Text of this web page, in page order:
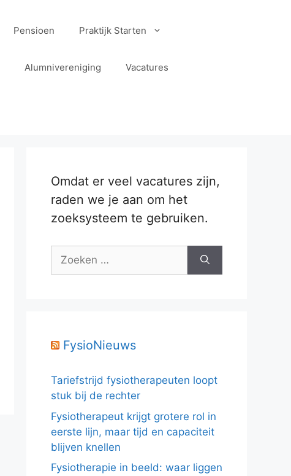
Pensioen Praktijk Starten
Alumnivereniging Vacatures
Omdat er veel vacatures zijn,
raden we je aan om het
zoeksysteem te gebruiken.
Zoek
FysioNieuws
Tariefstrijd fysiotherapeuten loopt
stuk bij de rechter
Fysiotherapeut krijgt grotere rol in
eerste lijn, maar tijd en capaciteit
blijven knellen
Fysiotherapie in beeld: waar liggen